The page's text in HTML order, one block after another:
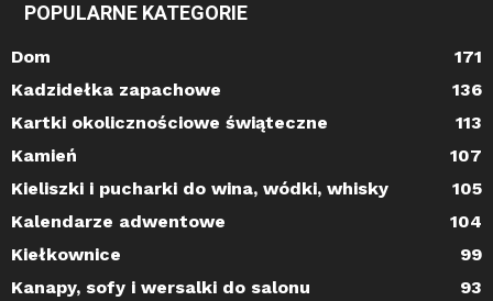
POPULARNE KATEGORIE
Dom
171
Kadzidełka zapachowe
136
Kartki okolicznościowe świąteczne
113
Kamień
107
Kieliszki i pucharki do wina, wódki, whisky
105
Kalendarze adwentowe
104
Kiełkownice
99
Kanapy, sofy i wersalki do salonu
93